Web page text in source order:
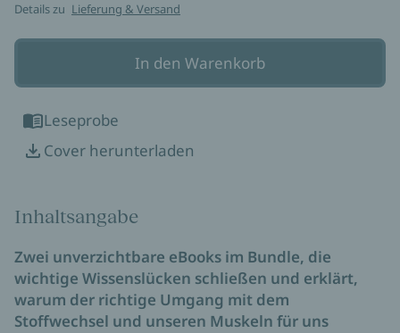
Details zu Lieferung & Versand
In den Warenkorb
Leseprobe
Cover herunterladen
Inhaltsangabe
Zwei unverzichtbare eBooks im Bundle, die
wichtige Wissenslücken schließen und erklärt,
warum der richtige Umgang mit dem
Stoffwechsel und unseren Muskeln für uns